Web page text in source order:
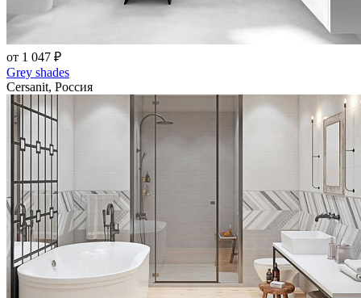
от 1 047 ₽
Grey shades
Cersanit, Россия